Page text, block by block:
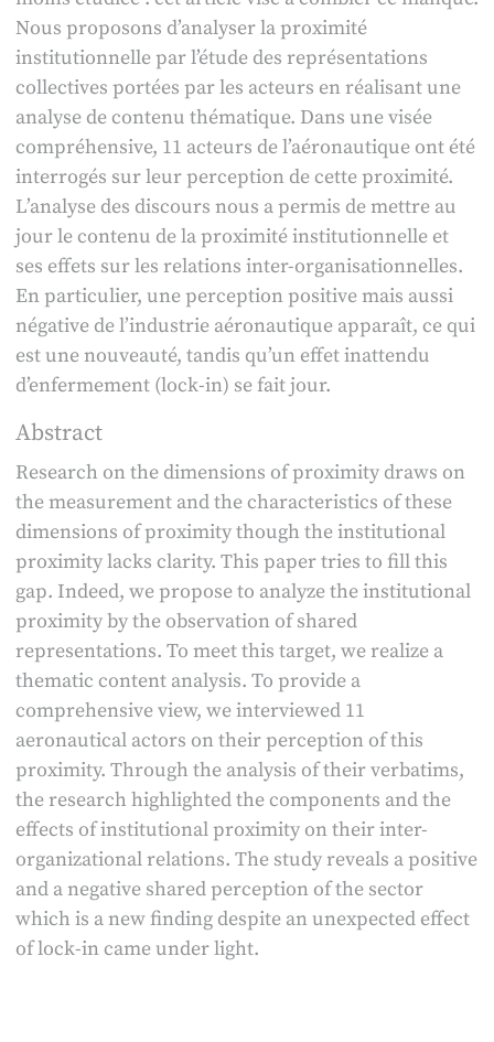
Nous proposons d’analyser la proximité
institutionnelle par l’étude des représentations
collectives portées par les acteurs en réalisant une
analyse de contenu thématique. Dans une visée
compréhensive, 11 acteurs de l’aéronautique ont été
interrogés sur leur perception de cette proximité.
L’analyse des discours nous a permis de mettre au
jour le contenu de la proximité institutionnelle et
ses effets sur les relations inter-organisationnelles.
En particulier, une perception positive mais aussi
négative de l’industrie aéronautique apparaît, ce qui
est une nouveauté, tandis qu’un effet inattendu
d’enfermement (lock-in) se fait jour.
Abstract
Research on the dimensions of proximity draws on
the measurement and the characteristics of these
dimensions of proximity though the institutional
proximity lacks clarity. This paper tries to fill this
gap. Indeed, we propose to analyze the institutional
proximity by the observation of shared
representations. To meet this target, we realize a
thematic content analysis. To provide a
comprehensive view, we interviewed 11
aeronautical actors on their perception of this
proximity. Through the analysis of their verbatims,
the research highlighted the components and the
effects of institutional proximity on their inter-
organizational relations. The study reveals a positive
and a negative shared perception of the sector
which is a new finding despite an unexpected effect
of lock-in came under light.